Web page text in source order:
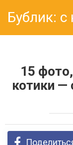
контенту
Бублик:
15
котики —